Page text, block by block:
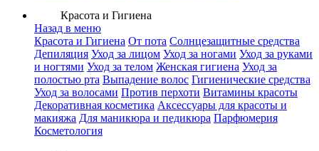
Красота и Гигиена
Назад в меню
Красота и Гигиена От пота Солнцезащитные средства
Депиляция Уход за лицом Уход за ногами Уход за руками
и ногтями Уход за телом Женская гигиена Уход за
полостью рта Выпадение волос Гигиенические средства
Уход за волосами Против перхоти Витамины красоты
Декоративная косметика Аксессуары для красоты и
макияжа Для маникюра и педикюра Парфюмерия
Косметология